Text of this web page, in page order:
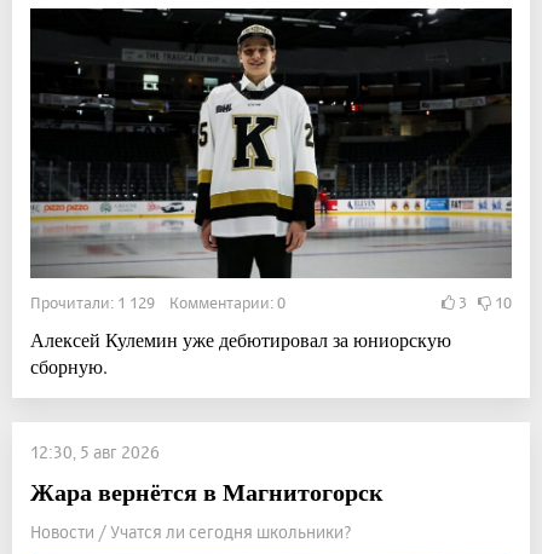
Прочитали: 1 129 Комментарии: 0 3 10
Алексей Кулемин уже дебютировал за юниорскую
сборную.
12:30, 5 авг 2026
Жара вернётся в Магнитогорск
Новости / Учатся ли сегодня школьники?